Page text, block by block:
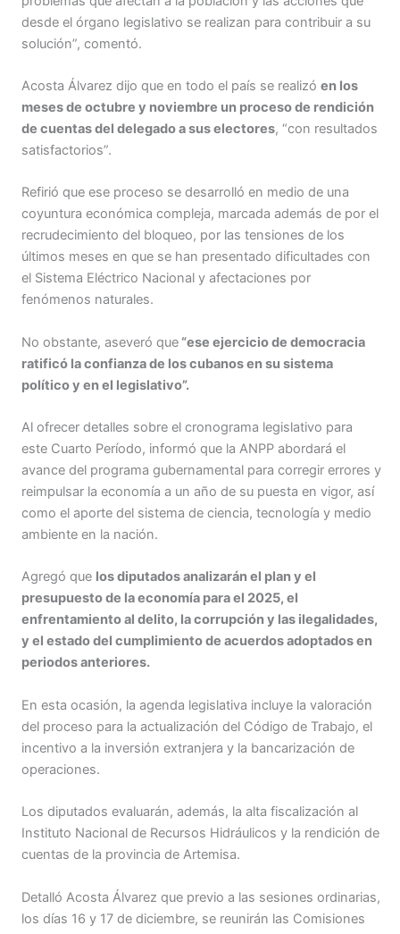
desde el órgano legislativo se realizan para contribuir a su
solución”, comentó.
Acosta Álvarez dijo que en todo el país se realizó en los
meses de octubre y noviembre un proceso de rendición
de cuentas del delegado a sus electores, “con resultados
satisfactorios”.
Refirió que ese proceso se desarrolló en medio de una
coyuntura económica compleja, marcada además de por el
recrudecimiento del bloqueo, por las tensiones de los
últimos meses en que se han presentado dificultades con
el Sistema Eléctrico Nacional y afectaciones por
fenómenos naturales.
No obstante, aseveró que “ese ejercicio de democracia
ratificó la confianza de los cubanos en su sistema
político y en el legislativo”.
Al ofrecer detalles sobre el cronograma legislativo para
este Cuarto Período, informó que la ANPP abordará el
avance del programa gubernamental para corregir errores y
reimpulsar la economía a un año de su puesta en vigor, así
como el aporte del sistema de ciencia, tecnología y medio
ambiente en la nación.
Agregó que los diputados analizarán el plan y el
presupuesto de la economía para el 2025, el
enfrentamiento al delito, la corrupción y las ilegalidades,
y el estado del cumplimiento de acuerdos adoptados en
periodos anteriores.
En esta ocasión, la agenda legislativa incluye la valoración
del proceso para la actualización del Código de Trabajo, el
incentivo a la inversión extranjera y la bancarización de
operaciones.
Los diputados evaluarán, además, la alta fiscalización al
Instituto Nacional de Recursos Hidráulicos y la rendición de
cuentas de la provincia de Artemisa.
Detalló Acosta Álvarez que previo a las sesiones ordinarias,
los días 16 y 17 de diciembre, se reunirán las Comisiones